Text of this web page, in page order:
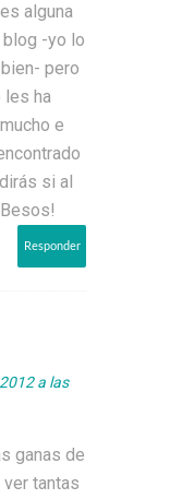
alguna
-yo lo
pero
les ha
e
si al
Responder
a las
ganas de
tantas